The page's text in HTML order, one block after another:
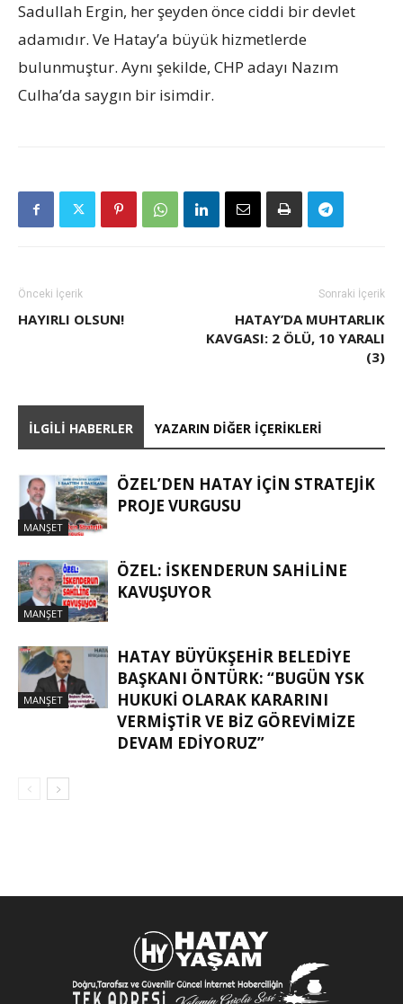
Sadullah Ergin, her şeyden önce ciddi bir devlet
adamıdır. Ve Hatay’a büyük hizmetlerde
bulunmuştur. Aynı şekilde, CHP adayı Nazım
Culha’da saygın bir isimdir.
Önceki İçerik
HAYIRLI OLSUN!
Sonraki İçerik
HATAY’DA MUHTARLIK
KAVGASI: 2 ÖLÜ, 10 YARALI
(3)
İLGILI HABERLER YAZARIN DIĞER İÇERIKLERI
MANŞET
ÖZEL’DEN HATAY İÇIN STRATEJIK
PROJE VURGUSU
MANŞET
ÖZEL: İSKENDERUN SAHİLİNE
KAVUŞUYOR
MANŞET
HATAY BÜYÜKŞEHIR BELEDIYE
BAŞKANI ÖNTÜRK: “BUGÜN YSK
HUKUKI OLARAK KARARINI
VERMIŞTIR VE BIZ GÖREVIMIZE
DEVAM EDIYORUZ”